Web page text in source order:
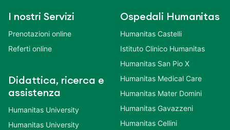
I nostri Servizi
Prenotazioni online
Referti online
Didattica, ricerca e
assistenza
Humanitas University
Humanitas University
Ospedali Humanitas
Humanitas Castelli
Istituto Clinico Humanitas
Humanitas San Pio X
Humanitas Medical Care
Humanitas Mater Domini
Humanitas Gavazzeni
Humanitas Cellini